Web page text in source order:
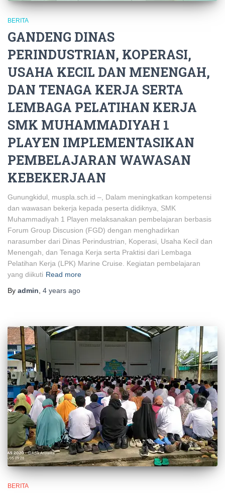
BERITA
GANDENG DINAS
PERINDUSTRIAN, KOPERASI,
USAHA KECIL DAN MENENGAH,
DAN TENAGA KERJA SERTA
LEMBAGA PELATIHAN KERJA
SMK MUHAMMADIYAH 1
PLAYEN IMPLEMENTASIKAN
PEMBELAJARAN WAWASAN
KEBEKERJAAN
Gunungkidul, muspla.sch.id –, Dalam meningkatkan kompetensi
dan wawasan bekerja kepada peserta didiknya, SMK
Muhammadiyah 1 Playen melaksanakan pembelajaran berbasis
Forum Group Discusion (FGD) dengan menghadirkan
narasumber dari Dinas Perindustrian, Koperasi, Usaha Kecil dan
Menengah, dan Tenaga Kerja serta Praktisi dari Lembaga
Pelatihan Kerja (LPK) Marine Cruise. Kegiatan pembelajaran
yang diikuti Read more
By admin 4 years ago
BERITA